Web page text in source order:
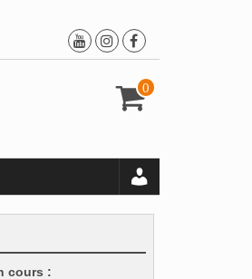
0
cours :